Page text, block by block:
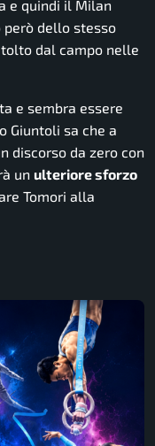
e quindi il Milan
però dello stesso
dal campo nelle
e sembra essere
Giuntoli sa che a
discorso da zero con
un ulteriore sforzo
Tomori alla